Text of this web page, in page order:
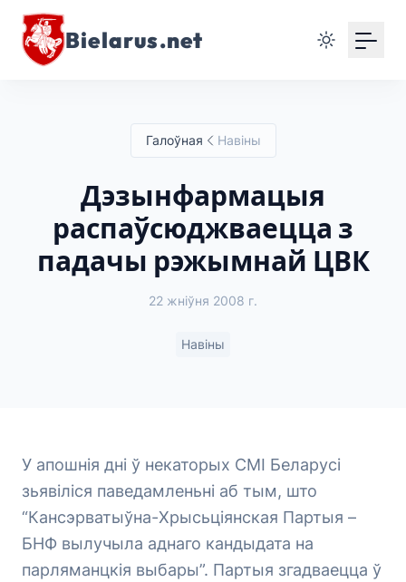
Bielarus.net
Галоўная Навіны
Дэзынфармацыя
распаўсюджваецца з
падачы рэжымнай ЦВК
22 жніўня 2008 г.
Навіны
У апошнія дні ў некаторых СМІ Беларусі
зьявіліся паведамленьні аб тым, што
“Кансэрватыўна-Хрысьціянская Партыя –
БНФ вылучыла аднаго кандыдата на
парляманцкія выбары”. Партыя згадваецца ў